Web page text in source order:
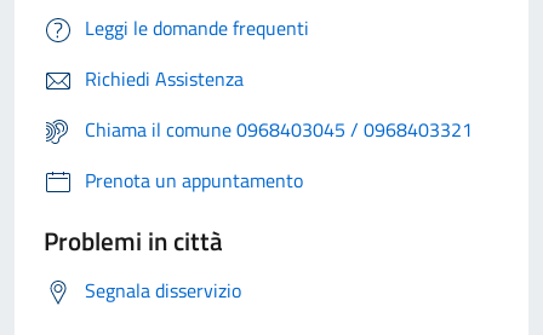
Leggi le domande frequenti
Richiedi Assistenza
Chiama il comune 0968403045 / 0968403321
Prenota un appuntamento
Problemi in città
Segnala disservizio